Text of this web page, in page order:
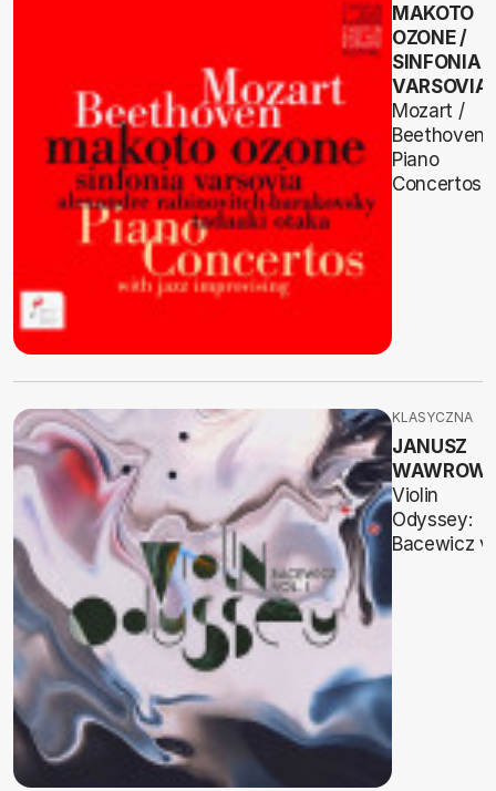
MAKOTO
OZONE /
SINFONIA
VARSOVIA
Mozart /
Beethoven
Piano
Concertos
KLASYCZNA
JANUSZ
Violin
Odyssey:
Bacewicz